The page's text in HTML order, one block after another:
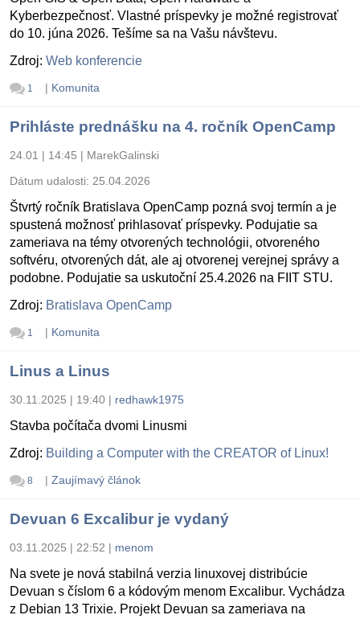
Kyberbezpečnosť. Vlastné príspevky je možné registrovať
do 10. júna 2026. Tešíme sa na Vašu návštevu.
Zdroj: Web konferencie
1 | Komunita
Prihláste prednášku na 4. ročník OpenCamp
24.01 | 14:45 | MarekGalinski
Dátum udalosti: 25.04.2026
Štvrtý ročník Bratislava OpenCamp pozná svoj termín a je
spustená možnosť prihlasovať príspevky. Podujatie sa
zameriava na témy otvorených technológii, otvoreného
softvéru, otvorených dát, ale aj otvorenej verejnej správy a
podobne. Podujatie sa uskutoční 25.4.2026 na FIIT STU.
Zdroj: Bratislava OpenCamp
1 | Komunita
Linus a Linus
30.11.2025 | 19:40 | redhawk1975
Stavba počítača dvomi Linusmi
Zdroj: Building a Computer with the CREATOR of Linux!
8 | Zaujímavý článok
Devuan 6 Excalibur je vydaný
03.11.2025 | 22:52 | menom
Na svete je nová stabilná verzia linuxovej distribúcie
Devuan s číslom 6 a kódovým menom Excalibur. Vychádza
z Debian 13 Trixie. Projekt Devuan sa zameriava na